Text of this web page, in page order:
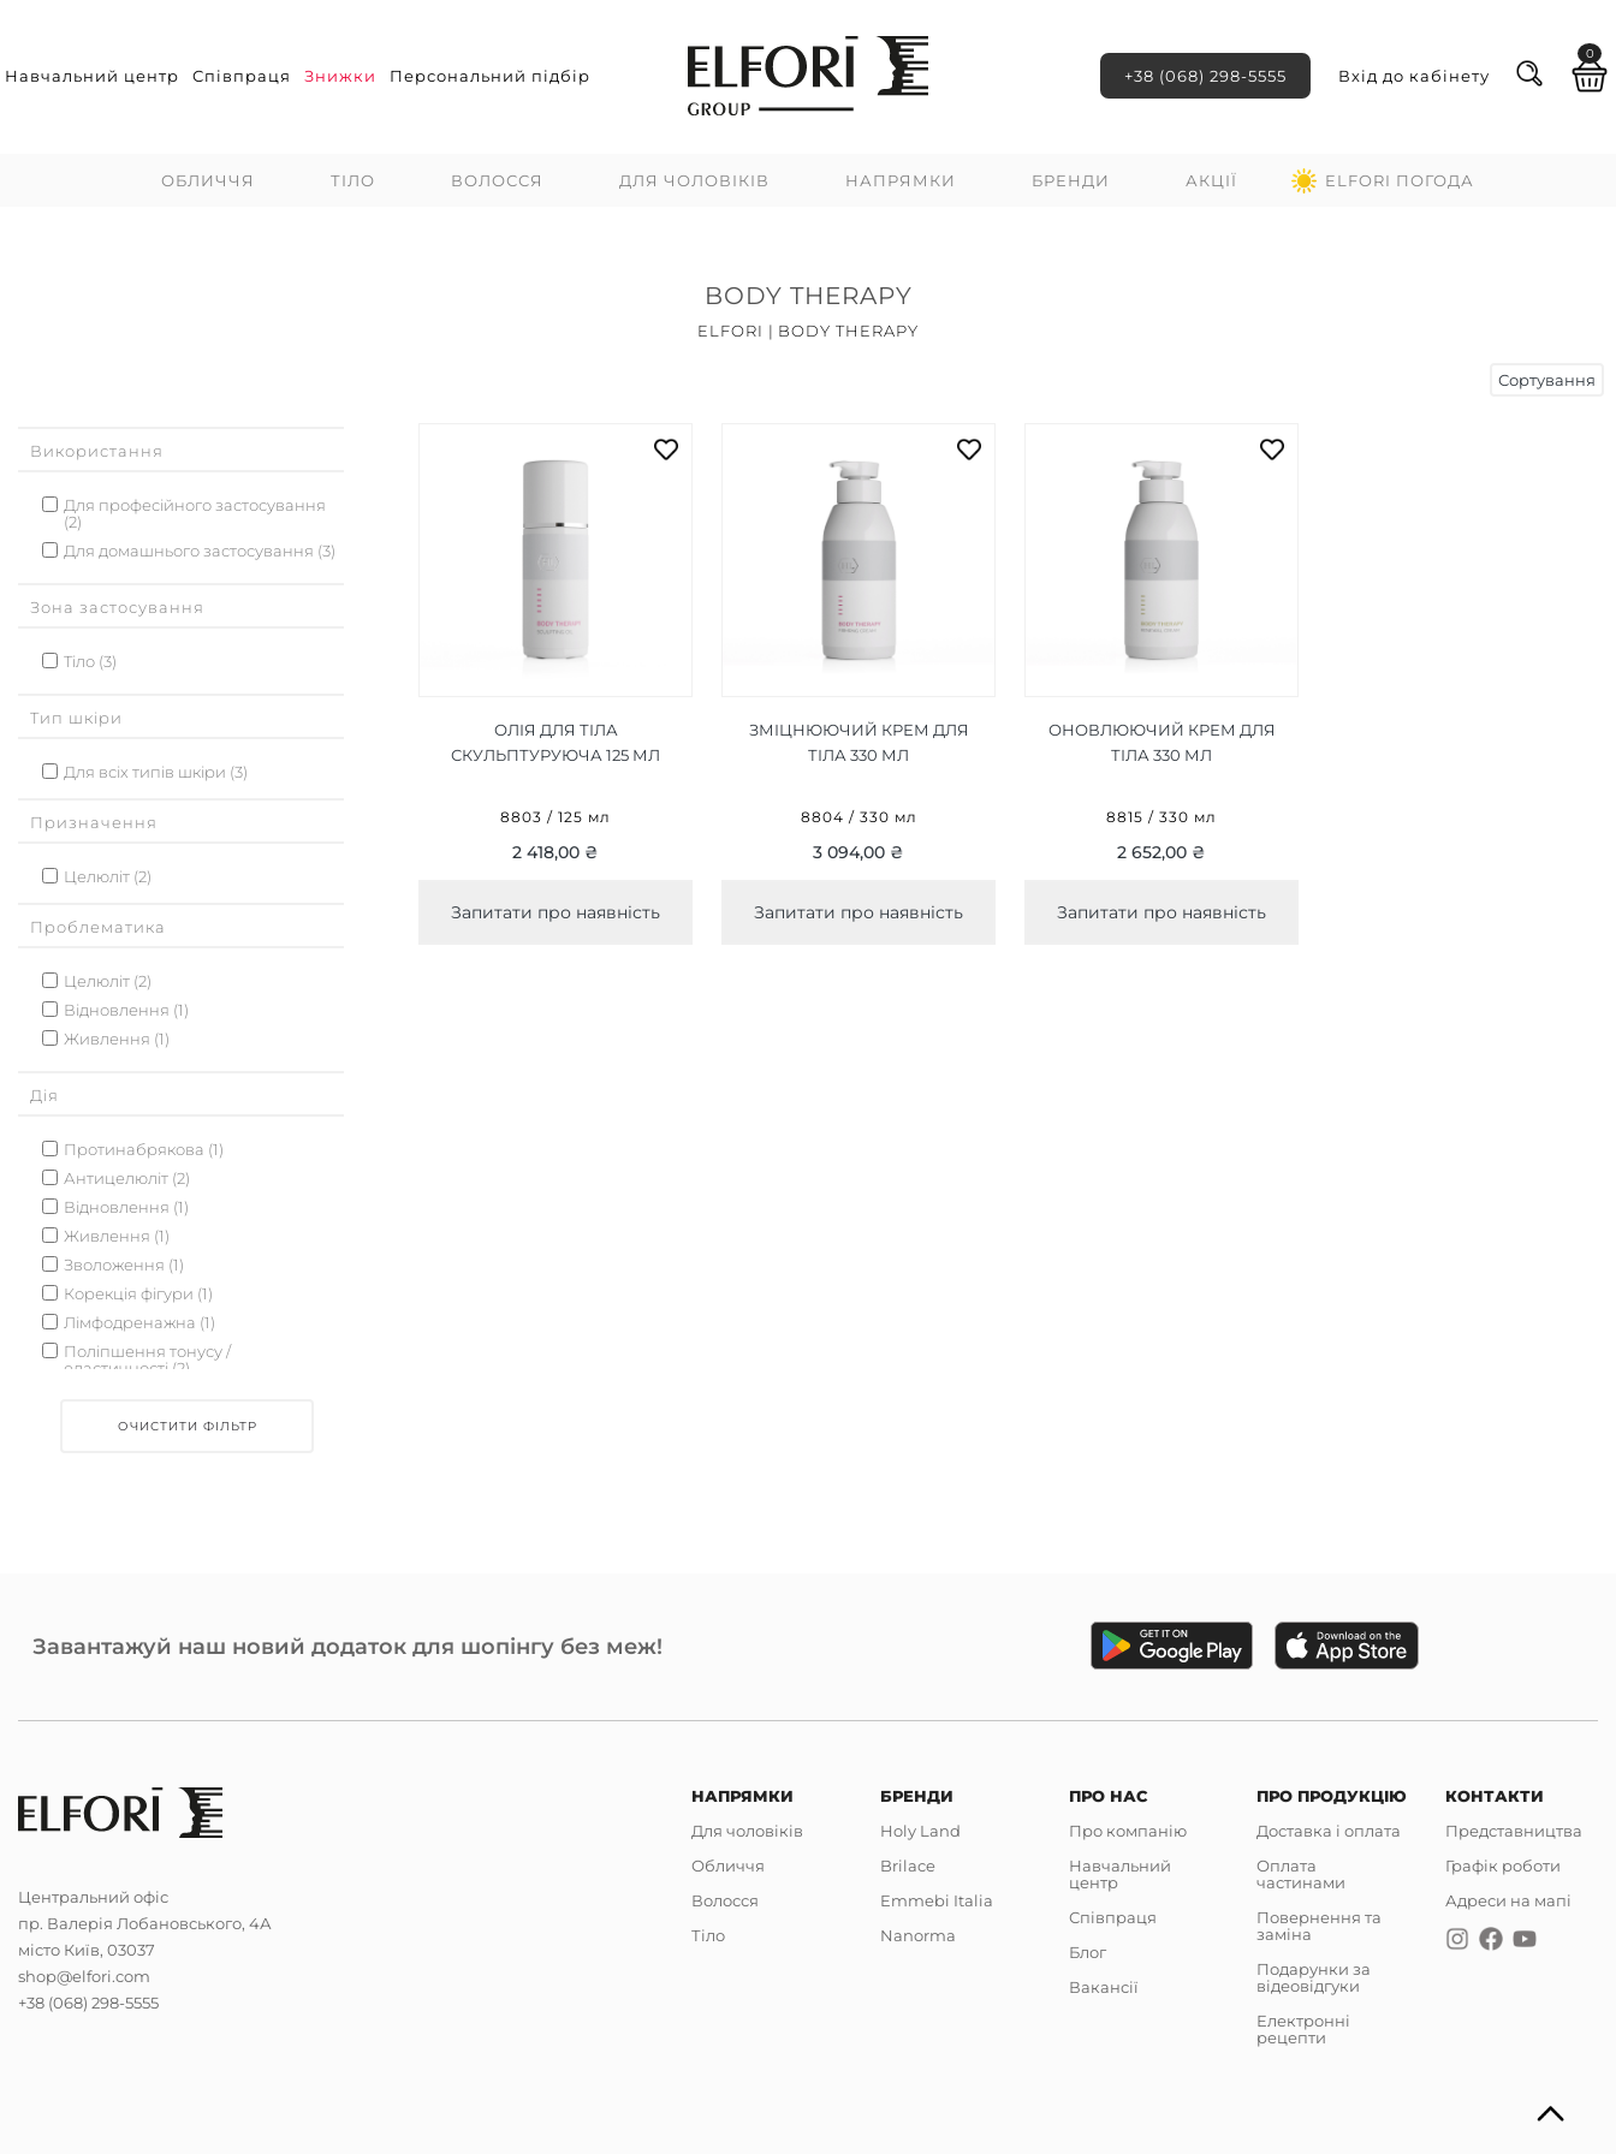
Навчальний центр Співпраця Знижки Персональний підбір +38 (068) 298-5555 Вхід до кабінету
0
ОБЛИЧЧЯ ТІЛО ВОЛОССЯ ДЛЯ ЧОЛОВІКІВ НАПРЯМКИ БРЕНДИ АКЦІЇ ELFORI ПОГОДА
BODY THERAPY
ELFORI | BODY THERAPY
Використання
Для професійного застосування
(2)
Для домашнього застосування (3)
Зона застосування
Тіло (3)
Тип шкіри
Для всіх типів шкіри (3)
Призначення
Целюліт (2)
Проблематика
Целюліт (2)
Відновлення (1)
Живлення (1)
Дія
Протинабрякова (1)
Антицелюліт (2)
Відновлення (1)
Живлення (1)
Зволоження (1)
Корекція фігури (1)
Лімфодренажна (1)
Поліпшення тонусу /
еластичності (2)
ОЧИСТИТИ ФІЛЬТР
Сортування
ОЛІЯ ДЛЯ ТІЛА
СКУЛЬПТУРУЮЧА 125 МЛ
8803 / 125 мл
2 418,00 ₴
Запитати про наявність
ЗМІЦНЮЮЧИЙ КРЕМ ДЛЯ
ТІЛА 330 МЛ
8804 / 330 мл
3 094,00 ₴
Запитати про наявність
ОНОВЛЮЮЧИЙ КРЕМ ДЛЯ
ТІЛА 330 МЛ
8815 / 330 мл
2 652,00 ₴
Запитати про наявність
Завантажуй наш новий додаток для шопінгу без меж!
Центральний офіс
пр. Валерія Лобановського, 4А
місто Київ, 03037
shop@elfori.com
+38 (068) 298-5555
НАПРЯМКИ
Для чоловіків
Обличчя
Волосся
Тіло
БРЕНДИ
Holy Land
Brilace
Emmebi Italia
Nanorma
ПРО НАС
Про компанію
Навчальний
центр
Співпраця
Блог
Вакансії
ПРО ПРОДУКЦІЮ
Доставка і оплата
Оплата
частинами
Повернення та
заміна
Подарунки за
відеовідгуки
Електронні
рецепти
КОНТАКТИ
Представництва
Графік роботи
Адреси на мапі